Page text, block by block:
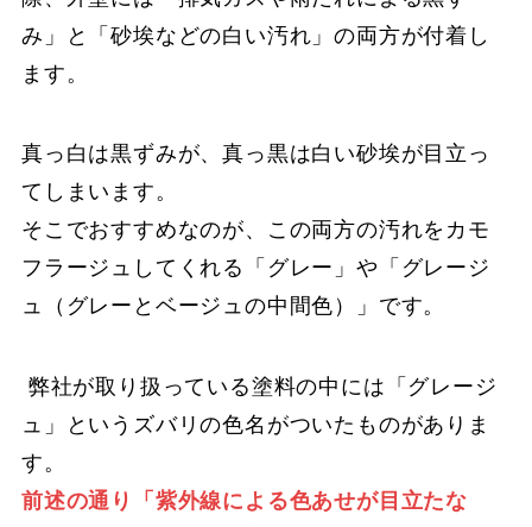
み」と「砂埃などの白い汚れ」の両方が付着し
ます。
真っ白は黒ずみが、真っ黒は白い砂埃が目立っ
てしまいます。
そこでおすすめなのが、この両方の汚れをカモ
フラージュしてくれる「グレー」や「グレージ
ュ（グレーとベージュの中間色）」です。
弊社が取り扱っている塗料の中には「グレージ
ュ」というズバリの色名がついたものがありま
す。
前述の通り「紫外線による色あせが目立たな